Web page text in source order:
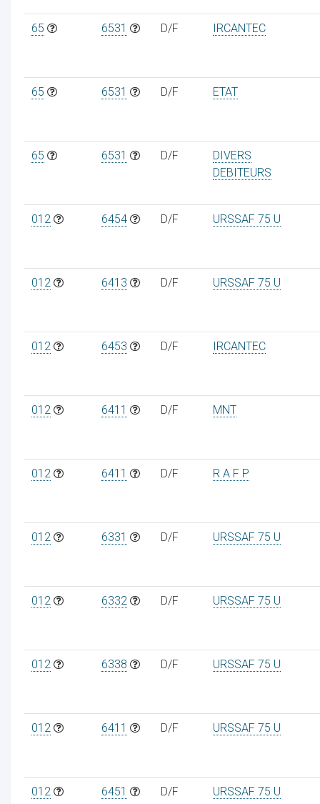
65 6531 D/F IRCANTEC
65 6531 D/F ETAT
65 6531 D/F
DIVERS
DEBITEURS
012 6454 D/F URSSAF 75 U
012 6413 D/F URSSAF 75 U
012 6453 D/F IRCANTEC
012 6411 D/F MNT
012 6411 D/F R A F P
012 6331 D/F URSSAF 75 U
012 6332 D/F URSSAF 75 U
012 6338 D/F URSSAF 75 U
012 6411 D/F URSSAF 75 U
012 6451 D/F URSSAF 75 U